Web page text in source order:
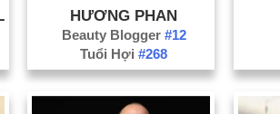
HƯƠNG PHAN
Beauty Blogger #12
Tuổi Hợi#268